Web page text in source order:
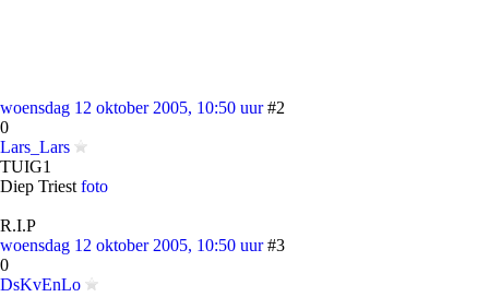
woensdag 12 oktober 2005, 10:50 uur #2
0
Lars_Lars
TUIG1
Diep Triest foto
R.I.P
woensdag 12 oktober 2005, 10:50 uur #3
0
DsKvEnLo